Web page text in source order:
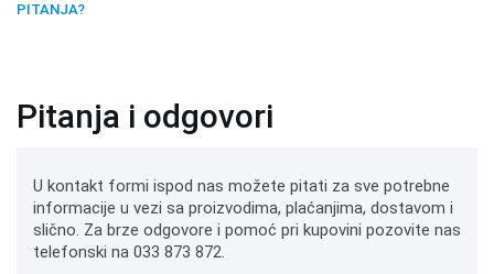
PITANJA?
Pitanja i odgovori
U kontakt formi ispod nas možete pitati za sve potrebne
informacije u vezi sa proizvodima, plaćanjima, dostavom i
slično. Za brze odgovore i pomoć pri kupovini pozovite nas
telefonski na 033 873 872.